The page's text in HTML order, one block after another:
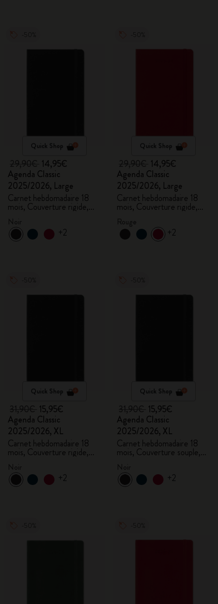
Quick Shop
14,95€
Agenda Classic
2025/2026, Large
Carnet hebdomadaire 18
mois, Couverture rigide,
+2
Quick Shop
14,95€
Agenda Classic
2025/2026, Large
Carnet hebdomadaire 18
mois, Couverture rigide,
Rouge écarlate
+2
Quick Shop
15,95€
Agenda Classic
2025/2026, XL
Carnet hebdomadaire 18
mois, Couverture rigide,
+2
Quick Shop
15,95€
Agenda Classic
2025/2026, XL
Carnet hebdomadaire 18
mois, Couverture souple,
+2